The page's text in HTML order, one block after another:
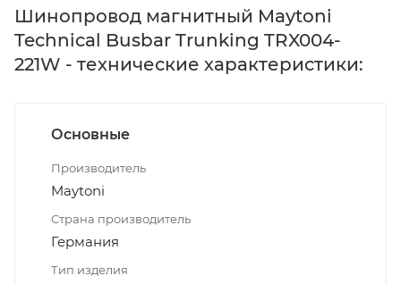
Шинопровод магнитный Maytoni
Technical Busbar Trunking TRX004-
221W - технические характеристики:
Основные
Производитель
Maytoni
Страна производитель
Германия
Тип изделия